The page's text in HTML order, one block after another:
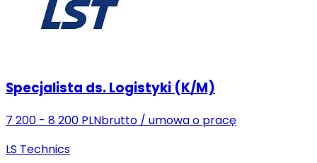
Specjalista ds. Logistyki (K/M)
7 200 - 8 200 PLNbrutto / umowa o pracę
LS Technics